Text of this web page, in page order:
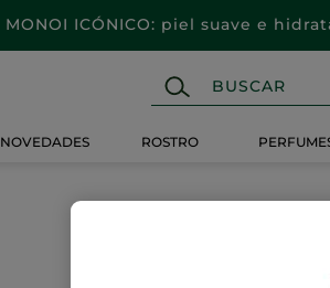
MONOI ICÓNICO: piel suave e
NOVEDADES ROSTRO